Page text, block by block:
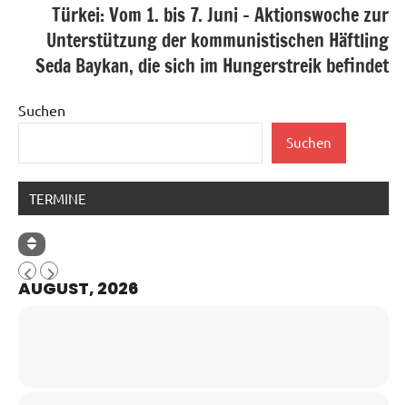
Türkei: Vom 1. bis 7. Juni – Aktionswoche zur
Unterstützung der kommunistischen Häftling
Seda Baykan, die sich im Hungerstreik befindet
Suchen
Suchen
TERMINE
AUGUST, 2026